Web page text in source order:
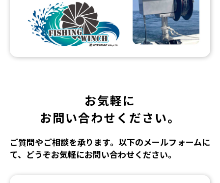
お気軽に
お問い合わせください。
ご質問やご相談を承ります。以下のメールフォームに
て、どうぞお気軽にお問い合わせください。